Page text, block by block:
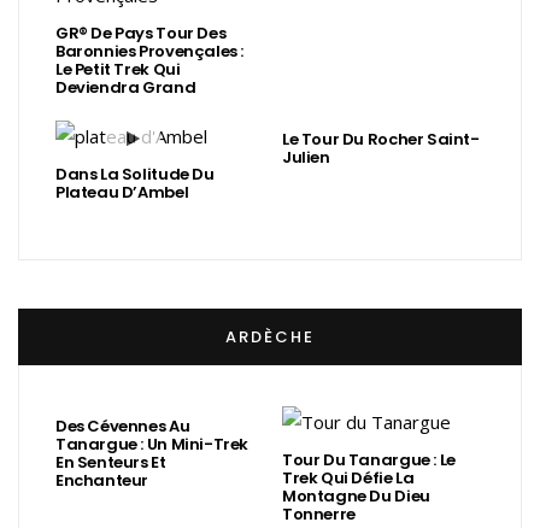
GR® De Pays Tour Des
Baronnies Provençales :
Le Petit Trek Qui
Deviendra Grand
Dans La Solitude Du
Plateau D’Ambel
Le Tour Du Rocher Saint-
Julien
ARDÈCHE
Des Cévennes Au
Tanargue : Un Mini-Trek
En Senteurs Et
Enchanteur
Tour Du Tanargue : Le
Trek Qui Défie La
Montagne Du Dieu
Tonnerre